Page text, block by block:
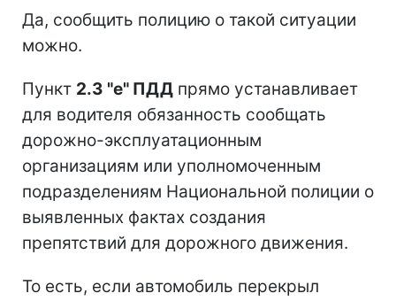
Да, сообщить полицию о такой ситуации
можно.
Пункт 2.3 "е" ПДД прямо устанавливает
для водителя обязанность сообщать
дорожно-эксплуатационным
организациям или уполномоченным
подразделениям Национальной полиции о
выявленных фактах создания
препятствий для дорожного движения.
То есть, если автомобиль перекрыл